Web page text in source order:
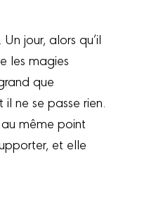
jour, alors qu’il
les magies
que
ne se passe rien.
même point
et elle